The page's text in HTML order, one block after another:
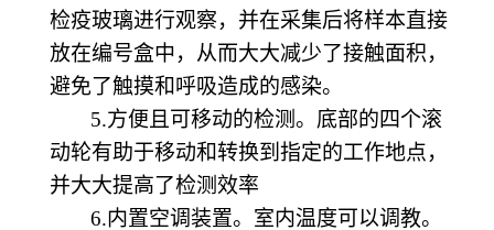
检疫玻璃进行观察，并在采集后将样本直接
放在编号盒中，从而大大减少了接触面积，
避免了触摸和呼吸造成的感染。
5.方便且可移动的检测。底部的四个滚
动轮有助于移动和转换到指定的工作地点，
并大大提高了检测效率
6.内置空调装置。 室内温度可以调教。